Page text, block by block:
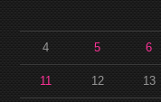
4 5 6
11 12 13